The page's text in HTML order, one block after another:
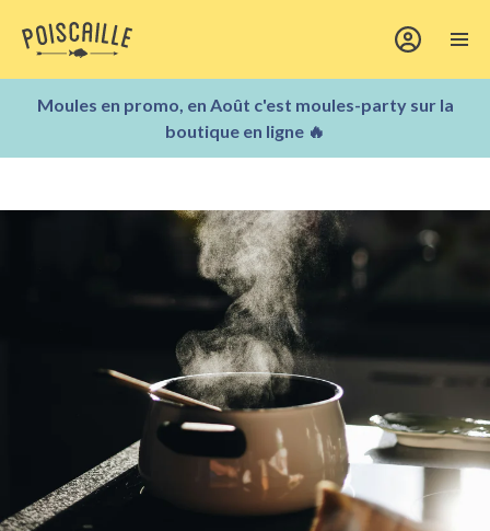
Moules en promo, en Août c'est moules-party sur la
boutique en ligne 🔥